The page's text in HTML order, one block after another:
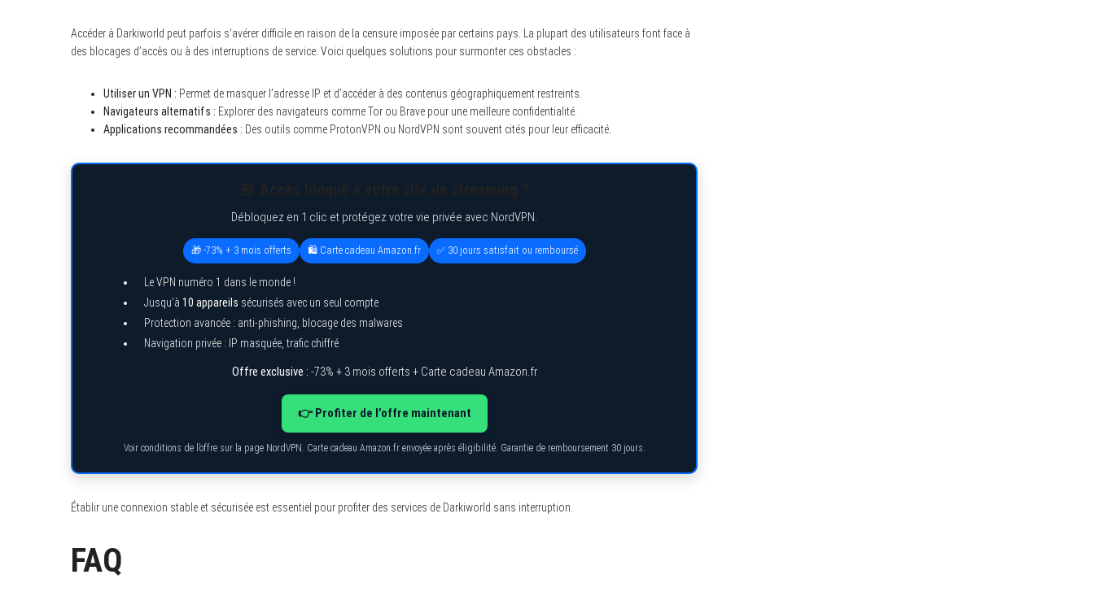
Accéder à Darkiworld peut parfois s’avérer difficile en raison de la censure imposée par certains pays. La plupart des utilisateurs font face à
des blocages d’accès ou à des interruptions de service. Voici quelques solutions pour surmonter ces obstacles :
Utiliser un VPN : Permet de masquer l’adresse IP et d’accéder à des contenus géographiquement restreints.
Navigateurs alternatifs : Explorer des navigateurs comme Tor ou Brave pour une meilleure confidentialité.
Applications recommandées : Des outils comme ProtonVPN ou NordVPN sont souvent cités pour leur efficacité.
Débloquez en 1 clic et protégez votre vie privée avec NordVPN.
🎁 -73% + 3 mois offerts 🛍️ Carte cadeau Amazon.fr ✅ 30 jours satisfait ou remboursé
Le VPN numéro 1 dans le monde !
Jusqu’à 10 appareils sécurisés avec un seul compte
Protection avancée : anti-phishing, blocage des malwares
Navigation privée : IP masquée, trafic chiffré
Offre exclusive : -73% + 3 mois offerts + Carte cadeau Amazon.fr
👉 Profiter de l’offre maintenant
Voir conditions de l’offre sur la page NordVPN. Carte cadeau Amazon.fr envoyée après éligibilité. Garantie de remboursement 30 jours.
Établir une connexion stable et sécurisée est essentiel pour profiter des services de Darkiworld sans interruption.
FAQ
S